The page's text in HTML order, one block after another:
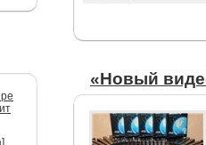
«Новый